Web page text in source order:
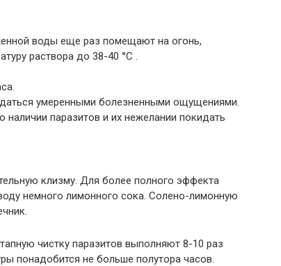
воды еще раз помещают на огонь,
раствора до 38-40 °C .
умеренными болезненными ощущениями.
паразитов и их нежелании покидать
клизму. Для более полного эффекта
немного лимонного сока. Солено-лимонную
чистку паразитов выполняют 8-10 раз
понадобится не больше полутора часов.